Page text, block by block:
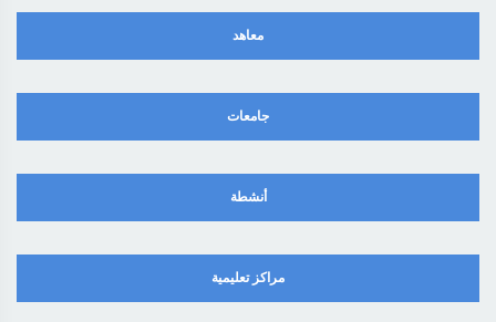
معاهد
جامعات
أنشطة
مراكز تعليمية